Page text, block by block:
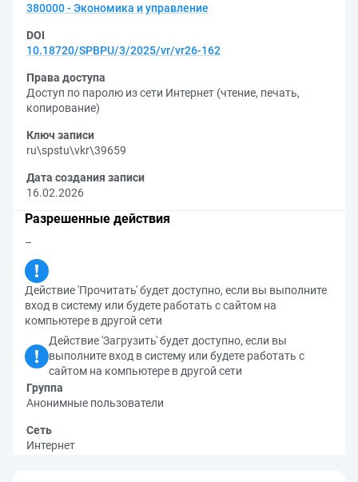
380000 - Экономика и управление
DOI
10.18720/SPBPU/3/2025/vr/vr26-162
Права доступа
Доступ по паролю из сети Интернет (чтение, печать,
копирование)
Ключ записи
ru\spstu\vkr\39659
Дата создания записи
16.02.2026
Разрешенные действия
–
Действие 'Прочитать' будет доступно, если вы выполните
вход в систему или будете работать с сайтом на
компьютере в другой сети
Действие 'Загрузить' будет доступно, если вы
выполните вход в систему или будете работать с
сайтом на компьютере в другой сети
Группа
Анонимные пользователи
Сеть
Интернет